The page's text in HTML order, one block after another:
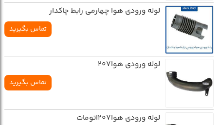
لوله ورودي هوا چهارمي رابط چاکدار
تماس بگیرید
لوله ورودي هوا207
تماس بگیرید
لوله ورودي هوا207اتومات